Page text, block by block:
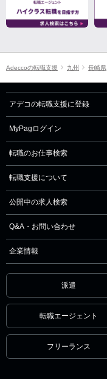
Adeccoの転職支援 九州 長崎県
アデコの転職支援に登録
MyPagログイン
転職のお仕事検索
転職支援について
公開中の求人検索
Q&A・お問い合わせ
企業情報
派遣
転職エージェント
フリーランス